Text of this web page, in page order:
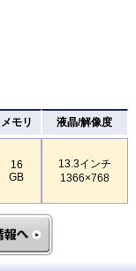
メモリ 液晶/解像度
16
GB
13.3インチ
1366×768